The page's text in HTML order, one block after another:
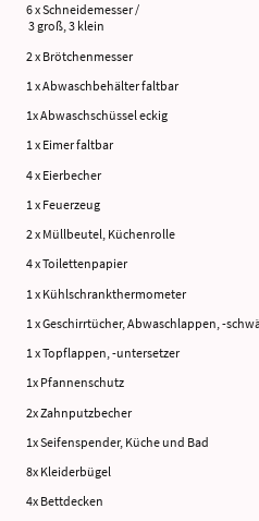
6 x Schneidemesser /
3 groß, 3 klein
2 x Brötchenmesser
1 x Abwaschbehälter faltbar
1x Abwaschschüssel eckig
1 x Eimer faltbar
4 x Eierbecher
1 x Feuerzeug
2 x Müllbeutel, Küchenrolle
4 x Toilettenpapier
1 x Kühlschrankthermometer
1 x Geschirrtücher, Abwaschlappen, -
1 x Topflappen, -untersetzer
1x Pfannenschutz
2x Zahnputzbecher
1x Seifenspender, Küche und Bad
8x Kleiderbügel
4x Bettdecken